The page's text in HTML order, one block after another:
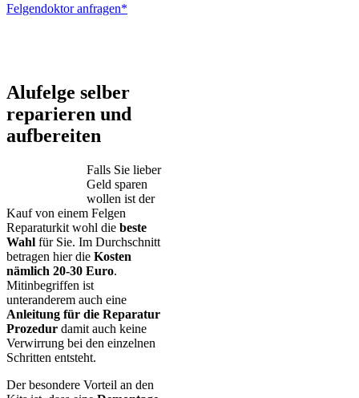
Felgendoktor anfragen*
Alufelge selber
reparieren und
aufbereiten
Falls Sie lieber
Geld sparen
wollen ist der
Kauf von einem Felgen
Reparaturkit wohl die beste
Wahl für Sie. Im Durchschnitt
betragen hier die Kosten
nämlich 20-30 Euro.
Mitinbegriffen ist
unteranderem auch eine
Anleitung für die Reparatur
Prozedur damit auch keine
Verwirrung bei den einzelnen
Schritten entsteht.
Der besondere Vorteil an den